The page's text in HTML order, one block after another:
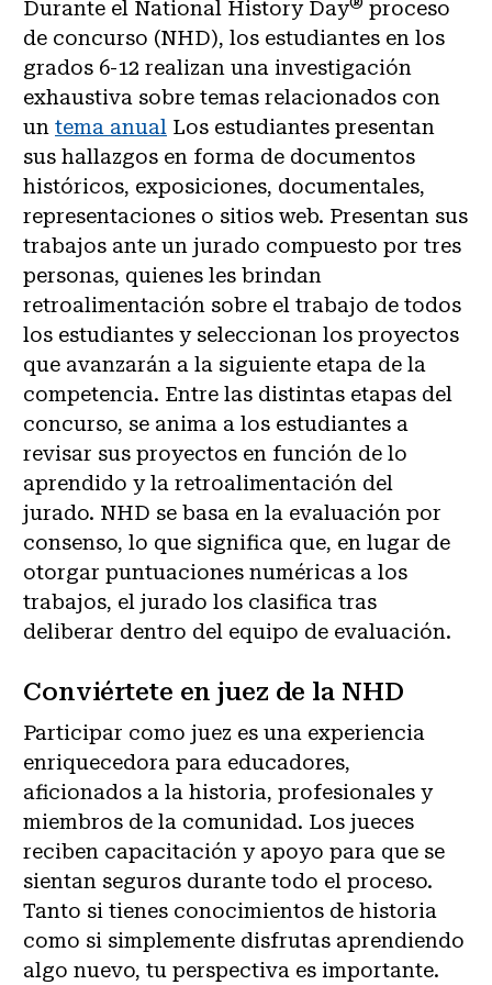
Durante el National History Day
proceso
de concurso (NHD), los estudiantes en los
grados 6-12 realizan una investigación
exhaustiva sobre temas relacionados con
un tema anual Los estudiantes presentan
sus hallazgos en forma de documentos
históricos, exposiciones, documentales,
representaciones o sitios web. Presentan sus
trabajos ante un jurado compuesto por tres
personas, quienes les brindan
retroalimentación sobre el trabajo de todos
los estudiantes y seleccionan los proyectos
que avanzarán a la siguiente etapa de la
competencia. Entre las distintas etapas del
concurso, se anima a los estudiantes a
revisar sus proyectos en función de lo
aprendido y la retroalimentación del
jurado. NHD se basa en la evaluación por
consenso, lo que significa que, en lugar de
otorgar puntuaciones numéricas a los
trabajos, el jurado los clasifica tras
deliberar dentro del equipo de evaluación.
Conviértete en juez de la NHD
Participar como juez es una experiencia
enriquecedora para educadores,
aficionados a la historia, profesionales y
miembros de la comunidad. Los jueces
reciben capacitación y apoyo para que se
sientan seguros durante todo el proceso.
Tanto si tienes conocimientos de historia
como si simplemente disfrutas aprendiendo
algo nuevo, tu perspectiva es importante.